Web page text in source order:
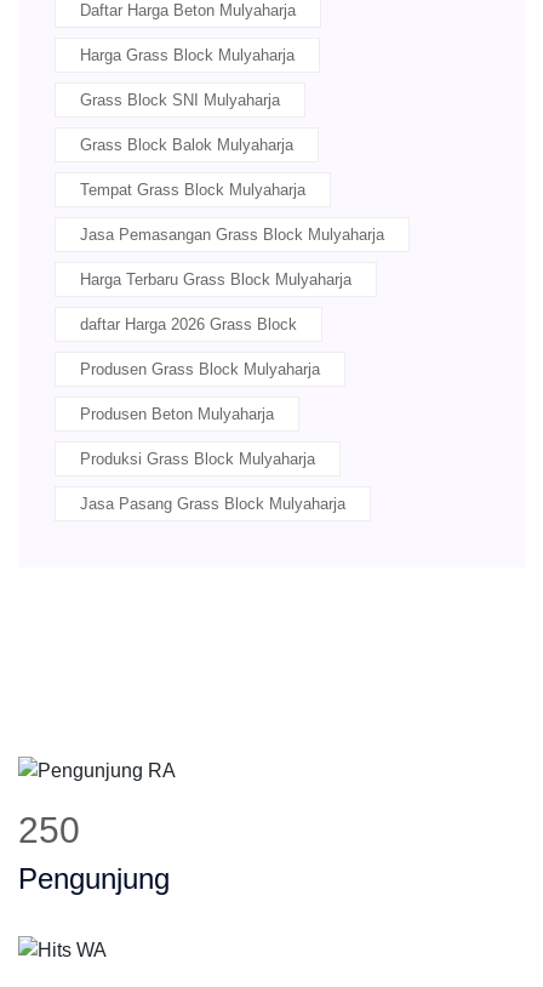
Daftar Harga Beton Mulyaharja
Harga Grass Block Mulyaharja
Grass Block SNI Mulyaharja
Grass Block Balok Mulyaharja
Tempat Grass Block Mulyaharja
Jasa Pemasangan Grass Block Mulyaharja
Harga Terbaru Grass Block Mulyaharja
daftar Harga 2026 Grass Block
Produsen Grass Block Mulyaharja
Produsen Beton Mulyaharja
Produksi Grass Block Mulyaharja
Jasa Pasang Grass Block Mulyaharja
311
Pengunjung